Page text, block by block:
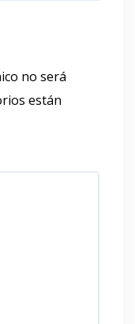
no será
están